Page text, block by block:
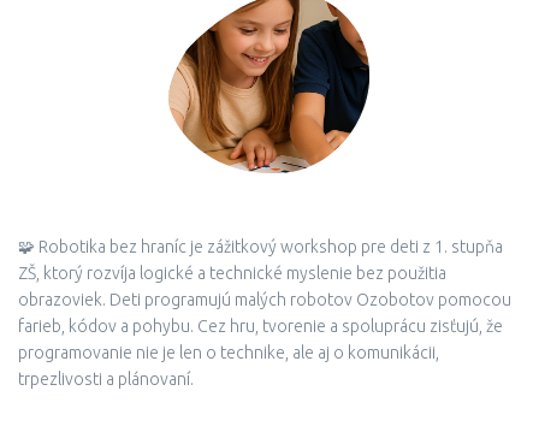
🧩 Robotika bez hraníc je zážitkový workshop pre deti z 1. stupňa
ZŠ, ktorý rozvíja logické a technické myslenie bez použitia
obrazoviek. Deti programujú malých robotov Ozobotov pomocou
farieb, kódov a pohybu. Cez hru, tvorenie a spoluprácu zisťujú, že
programovanie nie je len o technike, ale aj o komunikácii,
trpezlivosti a plánovaní.